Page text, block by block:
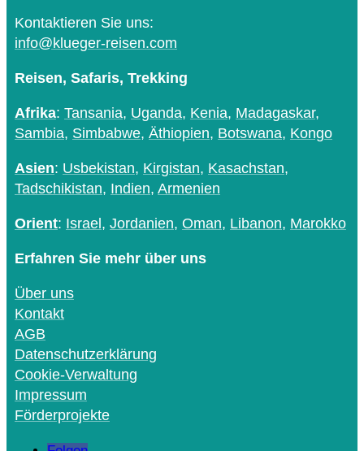
Kontaktieren Sie uns:
info@klueger-reisen.com
Reisen, Safaris, Trekking
Afrika: Tansania, Uganda, Kenia, Madagaskar,
Sambia, Simbabwe, Äthiopien, Botswana, Kongo
Asien: Usbekistan, Kirgistan, Kasachstan,
Tadschikistan, Indien, Armenien
Orient: Israel , Jordanien, Oman, Libanon, Marokko
Erfahren Sie mehr über uns
Über uns
Kontakt
AGB
Datenschutzerklärung
Cookie-Verwaltung
Impressum
Förderprojekte